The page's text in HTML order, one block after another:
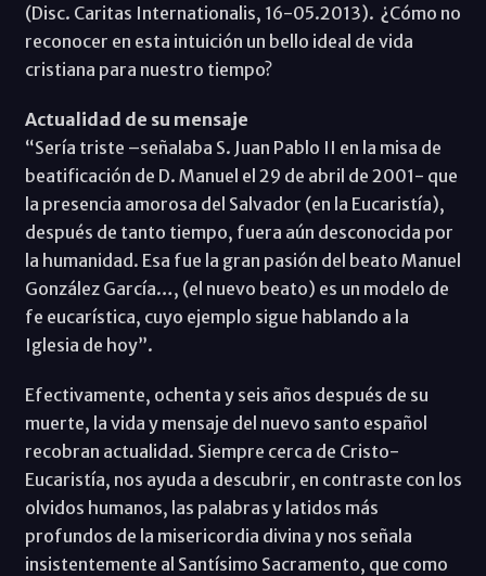
(Disc. Caritas Internationalis, 16-05.2013). ¿Cómo no
reconocer en esta intuición un bello ideal de vida
cristiana para nuestro tiempo?
Actualidad de su mensaje
“Sería triste –señalaba S. Juan Pablo II en la misa de
beatificación de D. Manuel el 29 de abril de 2001- que
la presencia amorosa del Salvador (en la Eucaristía),
después de tanto tiempo, fuera aún desconocida por
la humanidad. Esa fue la gran pasión del beato Manuel
González García…, (el nuevo beato) es un modelo de
fe eucarística, cuyo ejemplo sigue hablando a la
Iglesia de hoy”.
Efectivamente, ochenta y seis años después de su
muerte, la vida y mensaje del nuevo santo español
recobran actualidad. Siempre cerca de Cristo-
Eucaristía, nos ayuda a descubrir, en contraste con los
olvidos humanos, las palabras y latidos más
profundos de la misericordia divina y nos señala
insistentemente al Santísimo Sacramento, que como